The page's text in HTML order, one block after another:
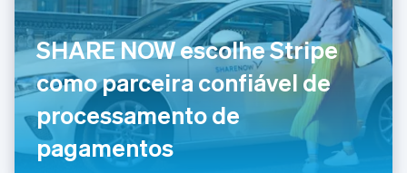
SHARE NOW escolhe Stripe
como parceira confiável de
processamento de
pagamentos
English
Croácia
EnglishItaliano
Dinamarca
English
Emirados Árabes Unidos
English
Eslováquia
English